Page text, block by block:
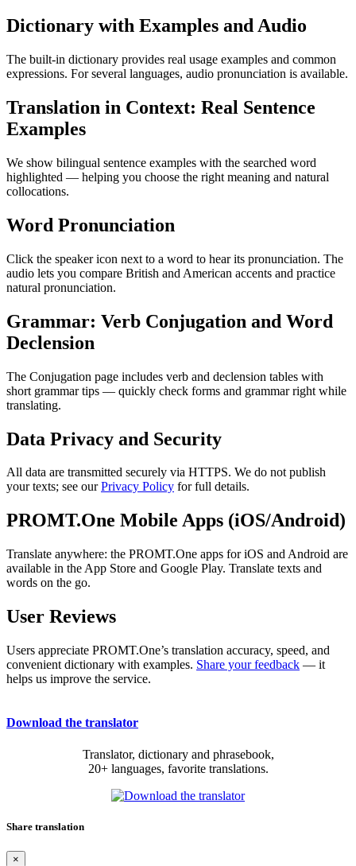
Dictionary with Examples and Audio
The built-in dictionary provides real usage examples and common
expressions. For several languages, audio pronunciation is available.
Translation in Context: Real Sentence
Examples
We show bilingual sentence examples with the searched word
highlighted — helping you choose the right meaning and natural
collocations.
Word Pronunciation
Click the speaker icon next to a word to hear its pronunciation. The
audio lets you compare British and American accents and practice
natural pronunciation.
Grammar: Verb Conjugation and Word
Declension
The Conjugation page includes verb and declension tables with
short grammar tips — quickly check forms and grammar right while
translating.
Data Privacy and Security
All data are transmitted securely via HTTPS. We do not publish
your texts; see ourPrivacy Policy for full details.
PROMT.One Mobile Apps (iOS/Android)
Translate anywhere: the PROMT.One apps for iOS and Android are
available in the App Store and Google Play. Translate texts and
words on the go.
User Reviews
Users appreciate PROMT.One’s translation accuracy, speed, and
convenient dictionary with examples. Share your feedback — it
helps us improve the service.
Download the translator
Translator, dictionary and phrasebook,
20+ languages, favorite translations.
Share translation
×